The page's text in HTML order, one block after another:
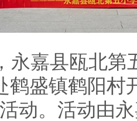
嘉县瓯北第
鹤盛镇鹤阳村
动。活动由